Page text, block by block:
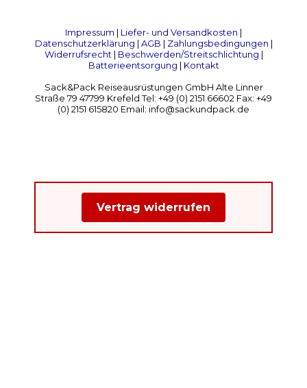
Impressum | Liefer- und Versandkosten |
Datenschutzerklärung | AGB | Zahlungsbedingungen |
Widerrufsrecht | Beschwerden/Streitschlichtung |
Batterieentsorgung | Kontakt
Sack&Pack Reiseausrüstungen GmbH Alte Linner
Straße 79 47799 Krefeld Tel: +49 (0) 2151 66602 Fax: +49
(0) 2151 615820 Email: info@sackundpack.de
Vertrag widerrufen